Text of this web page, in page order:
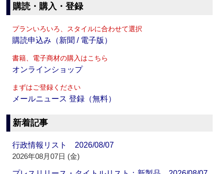
購読・購入・登録
プランいろいろ、スタイルに合わせて選択
購読申込み（新聞 / 電子版）
書籍、電子商材の購入はこちら
オンラインショップ
まずはご登録ください
メールニュース 登録（無料）
新着記事
行政情報リスト 2026/08/07
2026年08月07日 (金)